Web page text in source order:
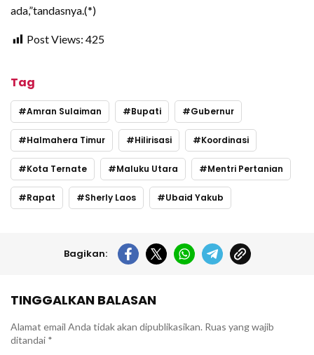
ada,”tandasnya.(*)
Post Views: 425
Tag
Amran Sulaiman Bupati Gubernur
Halmahera Timur Hilirisasi Koordinasi
Kota Ternate Maluku Utara Mentri Pertanian
Rapat Sherly Laos Ubaid Yakub
Bagikan:
TINGGALKAN BALASAN
Alamat email Anda tidak akan dipublikasikan. Ruas yang wajib
ditandai *